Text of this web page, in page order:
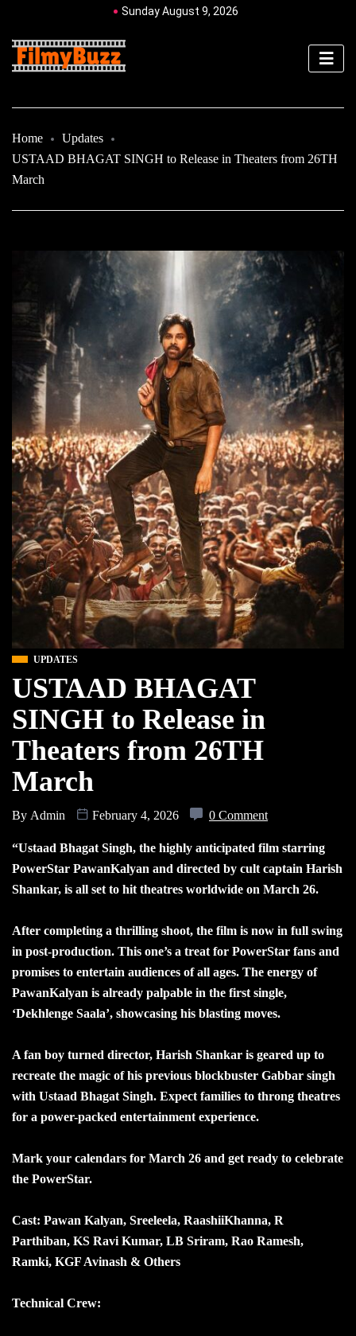
Sunday August 9, 2026
Home
Updates
USTAAD BHAGAT SINGH to Release in Theaters from 26TH
March
UPDATES
USTAAD BHAGAT
SINGH to Release in
Theaters from 26TH
March
By Admin February 4, 2026 0 Comment
“Ustaad Bhagat Singh, the highly anticipated film starring
PowerStar PawanKalyan and directed by cult captain Harish
Shankar, is all set to hit theatres worldwide on March 26.
After completing a thrilling shoot, the film is now in full swing
in post-production. This one’s a treat for PowerStar fans and
promises to entertain audiences of all ages. The energy of
PawanKalyan is already palpable in the first single,
‘Dekhlenge Saala’, showcasing his blasting moves.
A fan boy turned director, Harish Shankar is geared up to
recreate the magic of his previous blockbuster Gabbar singh
with Ustaad Bhagat Singh. Expect families to throng theatres
for a power-packed entertainment experience.
Mark your calendars for March 26 and get ready to celebrate
the PowerStar.
Cast: Pawan Kalyan, Sreeleela, RaashiiKhanna, R
Parthiban, KS Ravi Kumar, LB Sriram, Rao Ramesh,
Ramki, KGF Avinash & Others
Technical Crew: